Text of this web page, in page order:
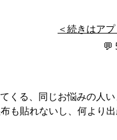
＜続きはア
くる、同じお悩みの人
も貼れないし、何より